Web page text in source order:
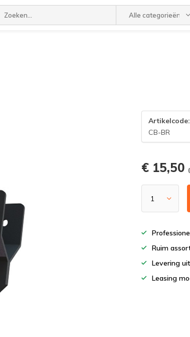
Alle categorieën
Artikelcode:
CB-BR
€ 15,50
Ruim
Levering
Leasing